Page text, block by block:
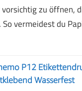
zu öffnen,
vermeidest du
P12
Wasserfest